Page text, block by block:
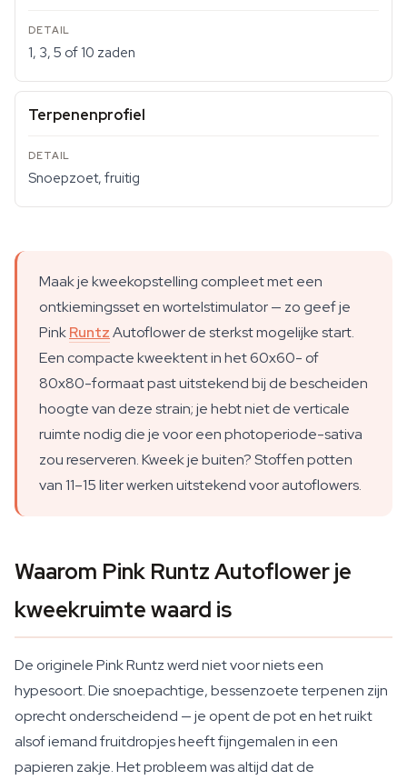
1, 3, 5 of 10 zaden
Terpenenprofiel
Snoepzoet, fruitig
Maak je kweekopstelling compleet met een
ontkiemingsset en wortelstimulator — zo geef je
PinkRuntzAutoflower de sterkst mogelijke start.
Een compacte kweektent in het 60x60- of
80x80-formaat past uitstekend bij de bescheiden
hoogte van deze strain; je hebt niet de verticale
ruimte nodig die je voor een photoperiode-sativa
zou reserveren. Kweek je buiten? Stoffen potten
van 11–15 liter werken uitstekend voor autoflowers.
Waarom Pink Runtz Autoflower je
kweekruimte waard is
De originele Pink Runtz werd niet voor niets een
hypesoort. Die snoepachtige, bessenzoete terpenen zijn
oprecht onderscheidend — je opent de pot en het ruikt
alsof iemand fruitdropjes heeft fijngemalen in een
papieren zakje. Het probleem was altijd dat de